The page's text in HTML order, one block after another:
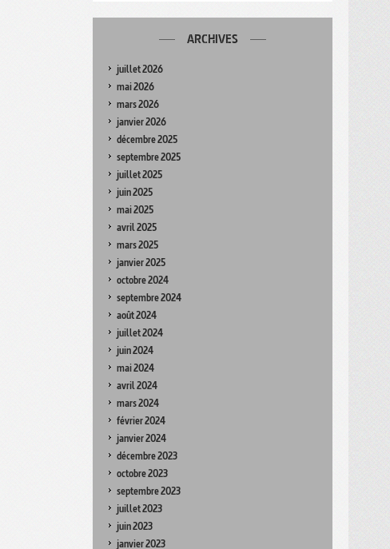
ARCHIVES
juillet 2026
mai 2026
mars 2026
janvier 2026
décembre 2025
septembre 2025
juillet 2025
juin 2025
mai 2025
avril 2025
mars 2025
janvier 2025
octobre 2024
septembre 2024
août 2024
juillet 2024
juin 2024
mai 2024
avril 2024
mars 2024
février 2024
janvier 2024
décembre 2023
octobre 2023
septembre 2023
juillet 2023
juin 2023
janvier 2023